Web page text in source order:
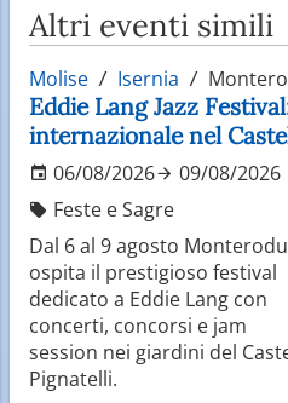
Altri eventi simili
Molise Isernia
Eddie Lang Jazz
internazionale nel
06/08/2026
09/08/2026
Feste e Sagre
Dal 6 al 9 agosto
ospita il prestigioso festival
dedicato a Eddie Lang con
concerti, concorsi e jam
session nei giardini del
Pignatelli.